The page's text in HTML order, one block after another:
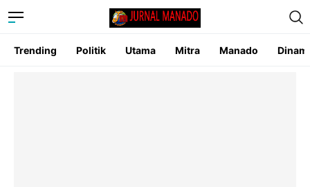
Trending Politik Utama Mitra Manado